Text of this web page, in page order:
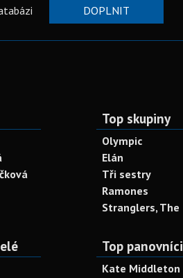
DOPLNIT
Top skupiny
Olympic
Elán
Tři sestry
Ramones
Stranglers, The
Top panovníci
Kate Middleton